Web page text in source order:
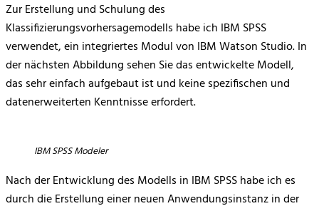
Zur Erstellung und Schulung des
Klassifizierungsvorhersagemodells habe ich IBM SPSS
verwendet, ein integriertes Modul von IBM Watson Studio. In
der nächsten Abbildung sehen Sie das entwickelte Modell,
das sehr einfach aufgebaut ist und keine spezifischen und
datenerweiterten Kenntnisse erfordert.
IBM SPSS Modeler
Nach der Entwicklung des Modells in IBM SPSS habe ich es
durch die Erstellung einer neuen Anwendungsinstanz in der